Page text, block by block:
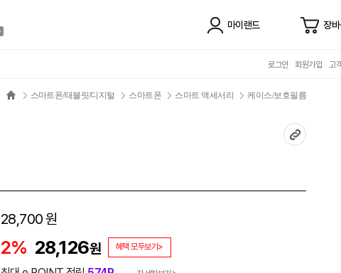
마이랜드 장
로그인 회원가입 고
스마트폰/태블릿/디지털 스마트폰 스마트 액세서리 케이스/보호필름
28,700원
2% 28,126원 혜택 모두보기>